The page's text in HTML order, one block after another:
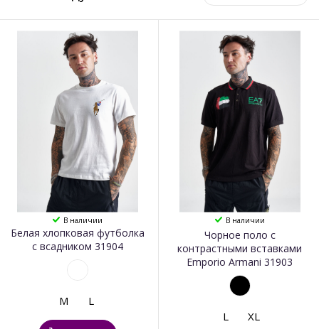
В наличии
Белая хлопковая футболка
с всадником 31904
M L
В наличии
Чорное поло с
контрастными вставками
Emporio Armani 31903
L XL